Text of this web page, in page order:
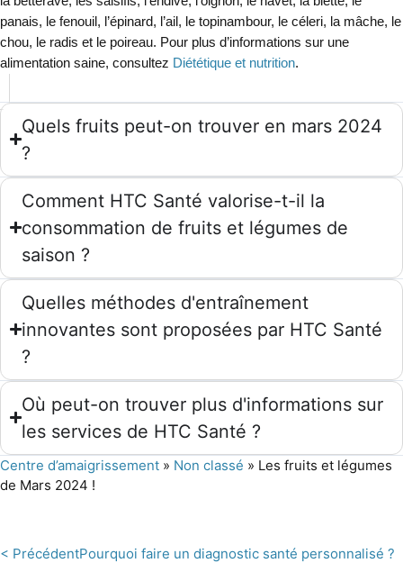
panais, le fenouil, l’épinard, l’ail, le topinambour, le céleri, la mâche, le
chou, le radis et le poireau. Pour plus d’informations sur une
alimentation saine, consultez Diététique et nutrition.
Quels fruits peut-on trouver en mars 2024
?
Comment HTC Santé valorise-t-il la
consommation de fruits et légumes de
saison ?
Quelles méthodes d'entraînement
innovantes sont proposées par HTC Santé
?
Où peut-on trouver plus d'informations sur
les services de HTC Santé ?
Centre d’amaigrissement » Non classé » Les fruits et légumes
de Mars 2024 !
< PrécédentPourquoi faire un diagnostic santé personnalisé ?